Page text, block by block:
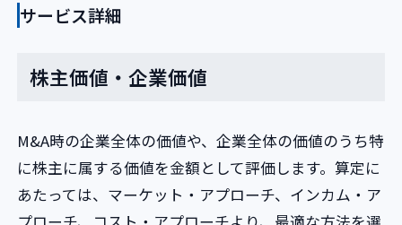
サービス詳細
株主価値・企業価値
M&A時の企業全体の価値や、企業全体の価値のうち特
に株主に属する価値を金額として評価します。算定に
あたっては、マーケット・アプローチ、インカム・ア